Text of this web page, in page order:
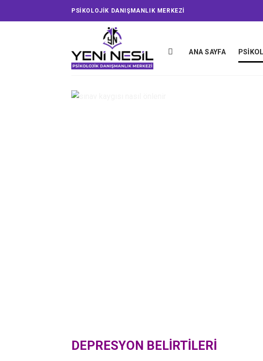
PSİKOLOJİK DANIŞMANLIK MERKEZİ
ANA SAYFA
DEPRESYON BELİRTİLERİ